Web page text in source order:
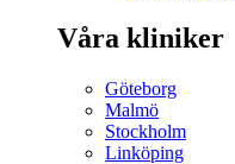
Våra kliniker
Göteborg
Malmö
Stockholm
Linköping